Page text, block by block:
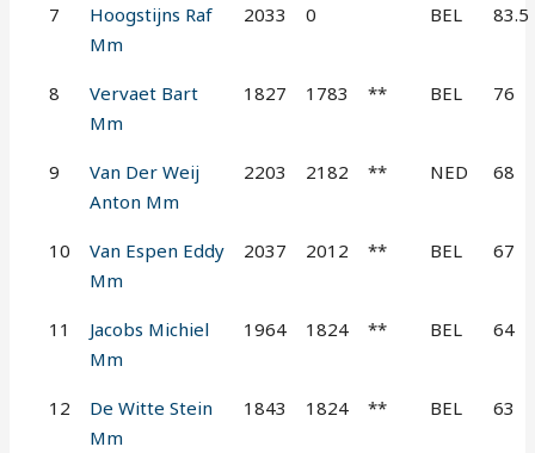
7
Hoogstijns Raf
Mm
2033 0 BEL 83.5
8
Vervaet Bart
Mm
1827 1783 ** BEL 76
9
Van Der Weij
Anton Mm
2203 2182 ** NED 68
10
Van Espen Eddy
Mm
2037 2012 ** BEL 67
11
Jacobs Michiel
Mm
1964 1824 ** BEL 64
12
De Witte Stein
Mm
1843 1824 ** BEL 63